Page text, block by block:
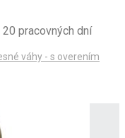
pracovných dní
váhy - s overením